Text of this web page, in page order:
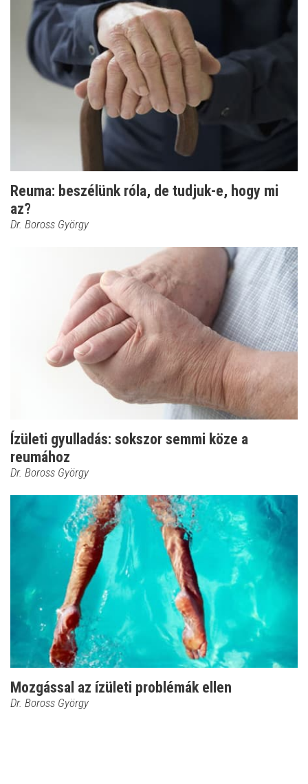
Reuma: beszélünk róla, de tudjuk-e, hogy mi
az?
Dr. Boross György
Ízületi gyulladás: sokszor semmi köze a
reumához
Dr. Boross György
Mozgással az ízületi problémák ellen
Dr. Boross György